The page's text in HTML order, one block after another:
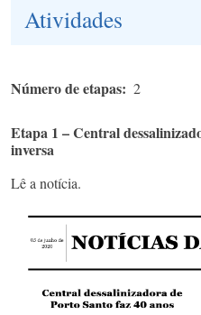
Atividades
Número de etapas 2
Etapa 1 – Central
inversa
Lê a notícia.